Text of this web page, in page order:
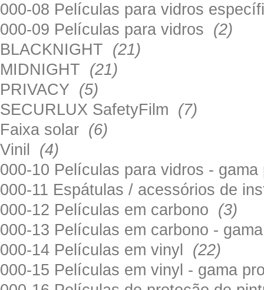
000-08 Películas para vidros
000-09 Películas para vidros (2)
BLACKNIGHT (21)
MIDNIGHT (21)
PRIVACY (5)
SECURLUX SafetyFilm (7)
Faixa solar (6)
Vinil (4)
000-10 Películas para vidros -
000-11 Espátulas / acessórios de
000-12 Películas em carbono (3)
000-13 Películas em carbono -
000-14 Películas em vinyl (22)
000-15 Películas em vinyl - gama